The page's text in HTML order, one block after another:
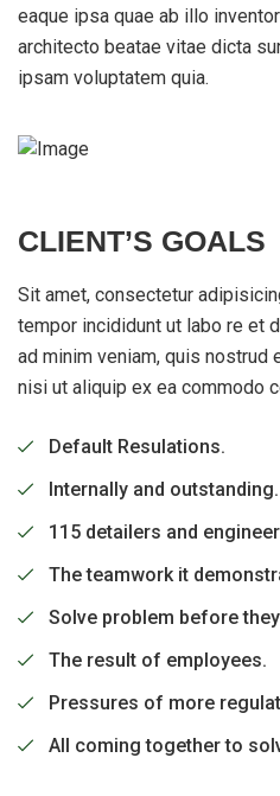
eaque ipsa quae ab illo
architecto beatae vitae dicta
ipsam voluptatem quia.
CLIENT’S GOALS
Sit amet, consectetur
tempor incididunt ut labo re et
ad minim veniam, quis nostrud
nisi ut aliquip ex ea commodo
Default Resulations.
Internally and outstanding.
115 detailers and
The teamwork it
Solve problem before
The result of employees.
Pressures of more
All coming together to